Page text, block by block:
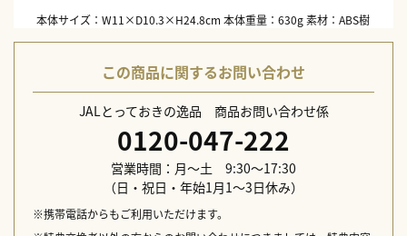
本体サイズ：W11×D10.3×H24.8cm 本体重量：630g 素材：ABS樹
脂、PC、ステンレス 生産国：中国
配送日指定不可この商品に関するお問い合わせ
JALとっておきの逸品 商品お問い合わせ係
0120-047-222
営業時間：月～土 9:30～17:30
（日・祝日・年始1月1～3日休み）
※携帯電話からもご利用いただけます。